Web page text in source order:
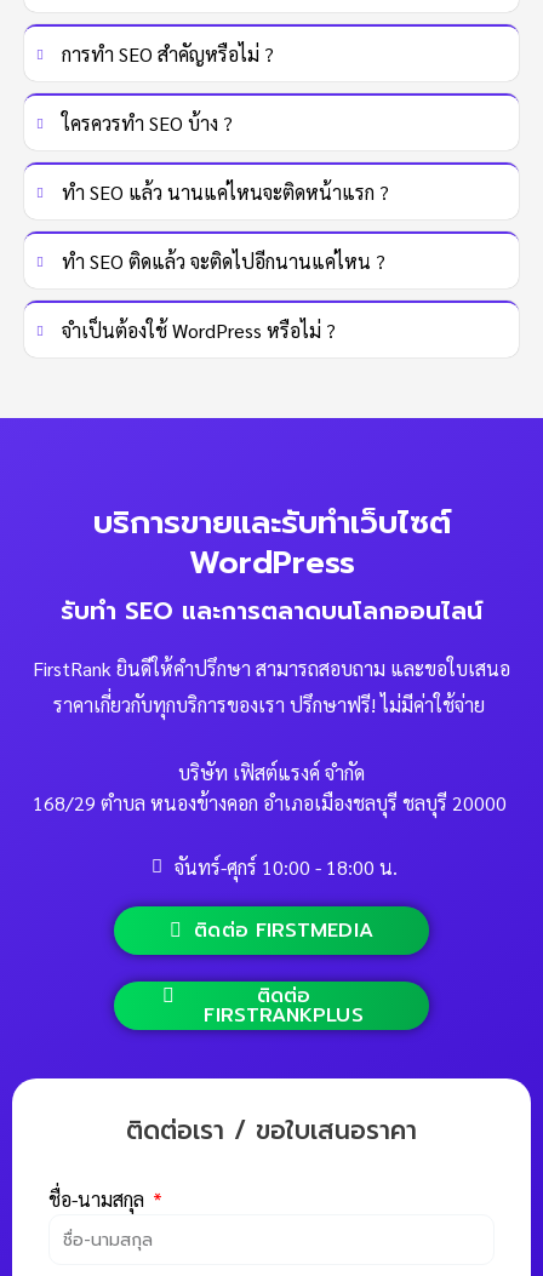
การทำ SEO สำคัญหรือไม่ ?
ใครควรทำ SEO บ้าง ?
ทำ SEO แล้ว นานแค่ไหนจะติดหน้าแรก ?
ทำ SEO ติดแล้ว จะติดไปอีกนานแค่ไหน ?
จำเป็นต้องใช้ WordPress หรือไม่ ?
บริการขายและรับทำเว็บไซต์
WordPress
รับทำ SEO และการตลาดบนโลกออนไลน์
FirstRank ยินดีให้คำปรึกษา สามารถสอบถาม และขอใบเสนอ
ราคาเกี่ยวกับทุกบริการของเรา ปรึกษาฟรี! ไม่มีค่าใช้จ่าย
บริษัท เฟิสต์แรงค์ จำกัด
168/29 ตำบล หนองข้างคอก อำเภอเมืองชลบุรี ชลบุรี 20000
จันทร์-ศุกร์ 10:00 - 18:00 น.
ติดต่อ FIRSTMEDIA
ติดต่อ
FIRSTRANKPLUS
ติดต่อเรา / ขอใบเสนอราคา
ชื่อ-นามสกุล